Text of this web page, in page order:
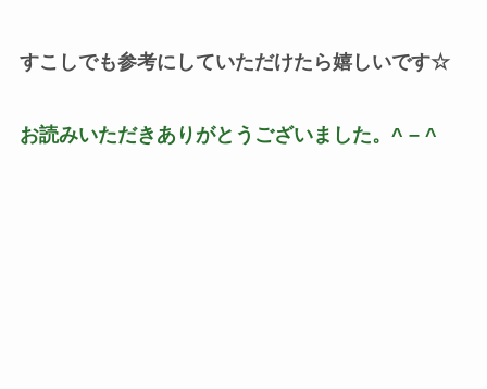
すこしでも参考にしていただけたら嬉しいです☆
お読みいただきありがとうございました。 ^ – ^